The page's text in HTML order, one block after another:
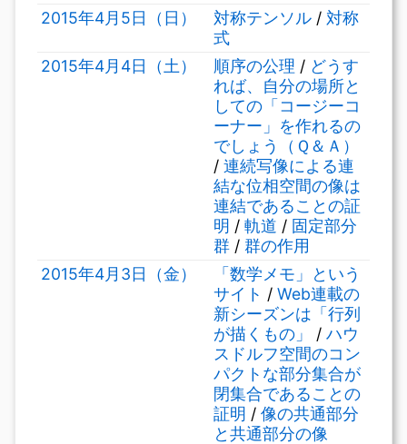
2015年4月5日（日）
対称テンソル / 対称
式
2015年4月4日（土）
順序の公理 / どうす
れば、自分の場所と
しての「コージーコ
ーナー」を作れるの
でしょう（Ｑ＆Ａ）
/ 連続写像による連
結な位相空間の像は
連結であることの証
明 / 軌道 / 固定部分
群 / 群の作用
2015年4月3日（金）
「数学メモ」という
サイト / Web連載の
新シーズンは「行列
が描くもの」
/ ハウ
スドルフ空間のコン
パクトな部分集合が
閉集合であることの
証明 / 像の共通部分
と共通部分の像